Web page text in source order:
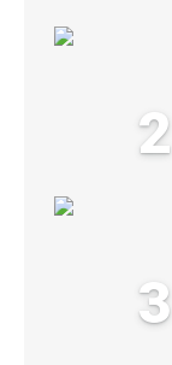
2
3